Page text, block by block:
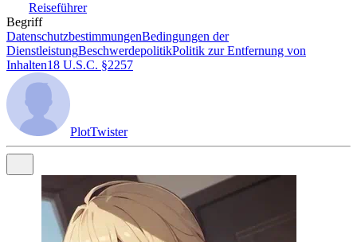
Reiseführer
Begriff
DatenschutzbestimmungenBedingungen der
DienstleistungBeschwerdepolitikPolitik zur Entfernung von
Inhalten18 U.S.C. §2257
PlotTwister